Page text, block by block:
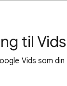
til
Vids som